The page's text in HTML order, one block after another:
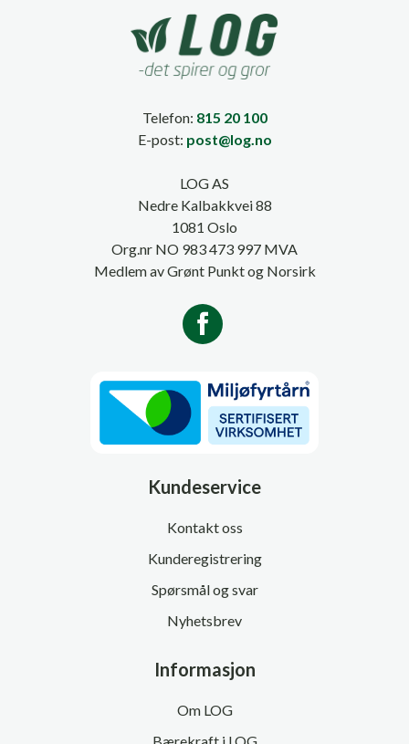
Telefon: 815 20 100
E-post: post@log.no
LOG AS
Nedre Kalbakkvei 88
1081 Oslo
Org.nr NO 983 473 997 MVA
Medlem av Grønt Punkt og Norsirk
Kundeservice
Kontakt oss
Kunderegistrering
Spørsmål og svar
Nyhetsbrev
Informasjon
Om LOG